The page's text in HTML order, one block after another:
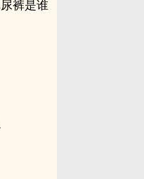
裤是谁